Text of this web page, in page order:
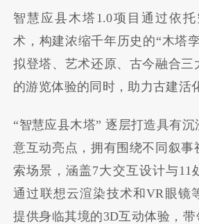
智慧应县木塔1.0项目通过依
术，构建浓缩千年历史的“木塔
拟登塔、艺术还原、古今融合三
的游览体验的同时，助力古建活
“智慧应县木塔” 逐层打造具有沉
意互动亮点，拥有围绕不同叙事
索场景，涵盖7大交互设计与11
通过联想云渲染技术和VR眼镜
提供身临其境的3D互动体验，带